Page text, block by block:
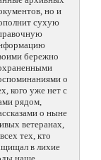
но и
сухую
бережно
о
кого уже нет с
рядом,
о ныне
ветеранах,
тех, кто
в лихие